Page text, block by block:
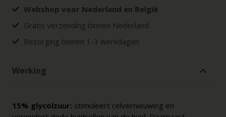
Webshop voor Nederland en België
Gratis verzending binnen Nederland
Bezorging binnen 1-3 werkdagen
Werking
15% glycolzuur: stimuleert celvernieuwing en